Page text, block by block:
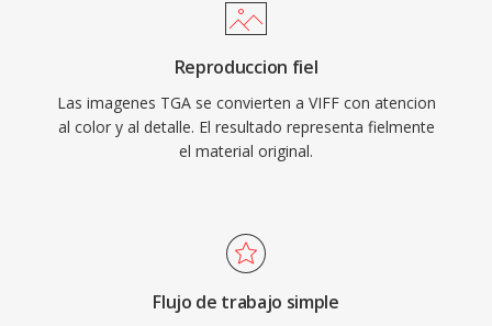
Reproduccion fiel
Las imagenes TGA se convierten a VIFF con atencion
al color y al detalle. El resultado representa fielmente
el material original.
Flujo de trabajo simple